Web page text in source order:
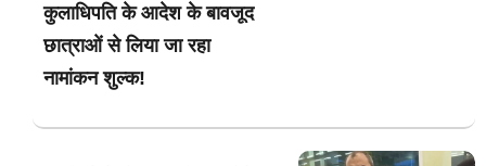
कुलाधिपति के आदेश के बावजूद
छात्राओं से लिया जा रहा
नामांकन शुल्क!